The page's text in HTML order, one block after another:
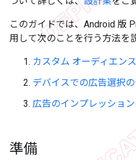
このガイドでは、Android 版
用して次のことを行う方法を
カスタム オーディエン
デバイスでの広告選択
広告のインプレッショ
準備